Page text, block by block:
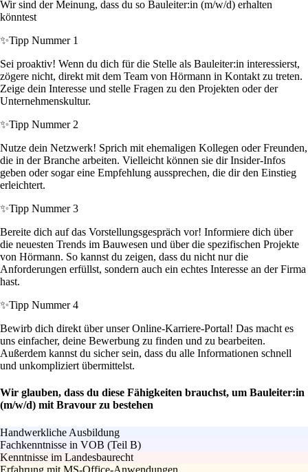
Wir sind der Meinung, dass du so Bauleiter:in (m/w/d) erhalten
könntest
✨Tipp Nummer 1
Sei proaktiv! Wenn du dich für die Stelle als Bauleiter:in interessierst,
zögere nicht, direkt mit dem Team von Hörmann in Kontakt zu treten.
Zeige dein Interesse und stelle Fragen zu den Projekten oder der
Unternehmenskultur.
✨Tipp Nummer 2
Nutze dein Netzwerk! Sprich mit ehemaligen Kollegen oder Freunden,
die in der Branche arbeiten. Vielleicht können sie dir Insider-Infos
geben oder sogar eine Empfehlung aussprechen, die dir den Einstieg
erleichtert.
✨Tipp Nummer 3
Bereite dich auf das Vorstellungsgespräch vor! Informiere dich über
die neuesten Trends im Bauwesen und über die spezifischen Projekte
von Hörmann. So kannst du zeigen, dass du nicht nur die
Anforderungen erfüllst, sondern auch ein echtes Interesse an der Firma
hast.
✨Tipp Nummer 4
Bewirb dich direkt über unser Online-Karriere-Portal! Das macht es
uns einfacher, deine Bewerbung zu finden und zu bearbeiten.
Außerdem kannst du sicher sein, dass du alle Informationen schnell
und unkompliziert übermittelst.
Wir glauben, dass du diese Fähigkeiten brauchst, um Bauleiter:in
(m/w/d) mit Bravour zu bestehen
Handwerkliche Ausbildung
Fachkenntnisse in VOB (Teil B)
Kenntnisse im Landesbaurecht
Erfahrung mit MS-Office-Anwendungen